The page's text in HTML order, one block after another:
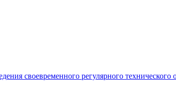
своевременного регулярного технического